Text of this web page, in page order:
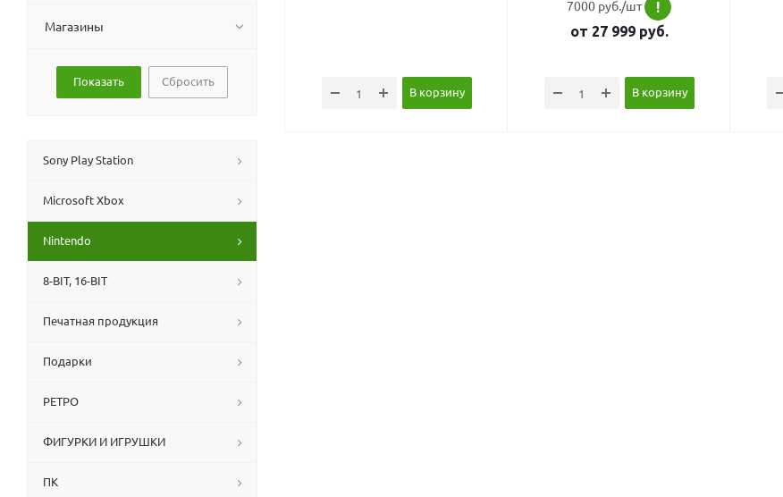
В корзину
7000 руб./шт
!
от 27 999руб.
В корзину
Магазины
Сбросить
Sony Play Station
Microsoft Xbox
Nintendo
8-BIT, 16-BIT
Печатная продукция
Подарки
РЕТРО
ФИГУРКИ И ИГРУШКИ
ПК